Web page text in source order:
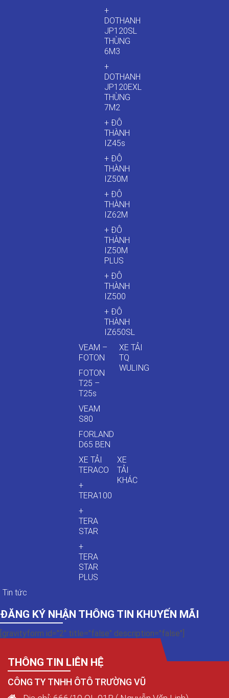
+
DOTHANH
JP120SL
THÙNG
6M3
+
DOTHANH
JP120EXL
THÙNG
7M2
+ ĐÔ
THÀNH
IZ45s
+ ĐÔ
THÀNH
IZ50M
+ ĐÔ
THÀNH
IZ62M
+ ĐÔ
THÀNH
IZ50M
PLUS
+ ĐÔ
THÀNH
IZ500
+ ĐÔ
THÀNH
IZ650SL
VEAM –
FOTON
FOTON
T25 –
T25s
VEAM
S80
FORLAND
D65 BEN
XE TẢI
TQ
WULING
XE TẢI
TERACO
+
TERA100
+
TERA
STAR
+
TERA
STAR
PLUS
XE
TẢI
KHÁC
Tin tức
ĐĂNG KÝ NHẬN THÔNG TIN KHUYẾN MÃI
[gravityform id="2" title="false" description="false"]
THÔNG TIN LIÊN HỆ
CÔNG TY TNHH ÔTÔ TRƯỜNG VŨ